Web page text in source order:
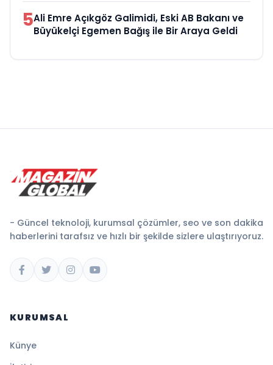
5Ali Emre Açıkgöz Galimidi, Eski AB Bakanı ve
Büyükelçi Egemen Bağış ile Bir Araya Geldi
- Güncel teknoloji, kurumsal çözümler, seo ve son dakika
haberlerini tarafsız ve hızlı bir şekilde sizlere ulaştırıyoruz.
KURUMSAL
Künye